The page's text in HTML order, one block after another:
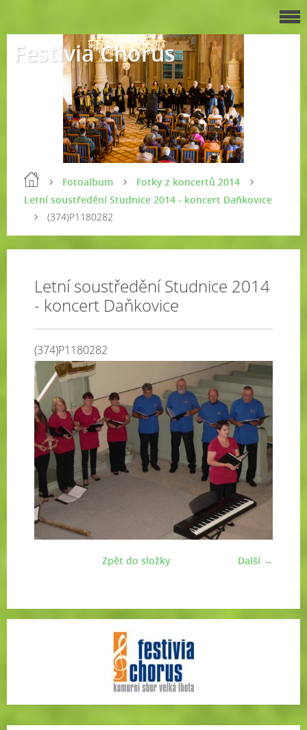
Festivia Chorus
Fotoalbum
Fotky z koncertů 2014
Letní soustředění Studnice 2014 - koncert Daňkovice
(374)P1180282
Letní soustředění Studnice 2014
- koncert Daňkovice
(374)P1180282
Další →
Zpět do složky